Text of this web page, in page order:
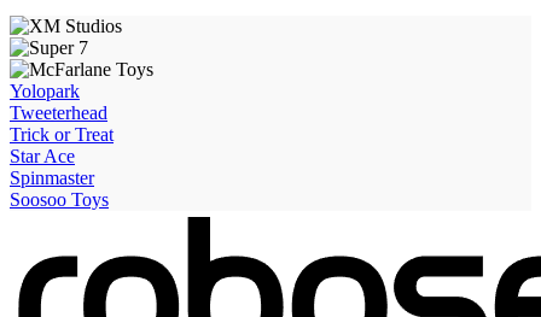
Yolopark
Tweeterhead
Trick or Treat
Star Ace
Spinmaster
Soosoo Toys